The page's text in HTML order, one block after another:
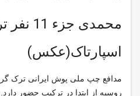
محمدی
اسپارتاک(عکس)
مدافع چپ ملی پوش ایرانی ترک
روسیه از ابتدا در ترکیب حضور دارد.